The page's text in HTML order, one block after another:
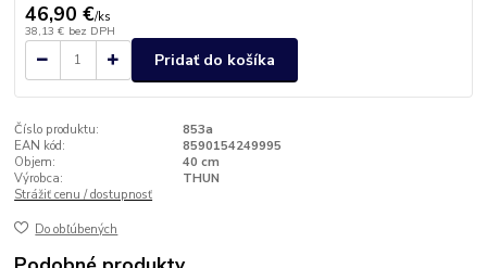
46,90 €/ks
38,13 € bez DPH
Pridať do košíka
Číslo produktu:
853a
EAN kód:
8590154249995
Objem:
40 cm
Výrobca:
THUN
Strážiť cenu / dostupnosť
Do obľúbených